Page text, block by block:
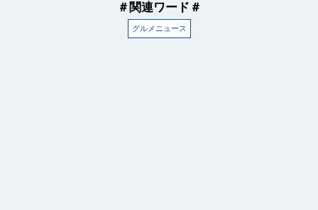
＃関連ワード＃
グルメニュース